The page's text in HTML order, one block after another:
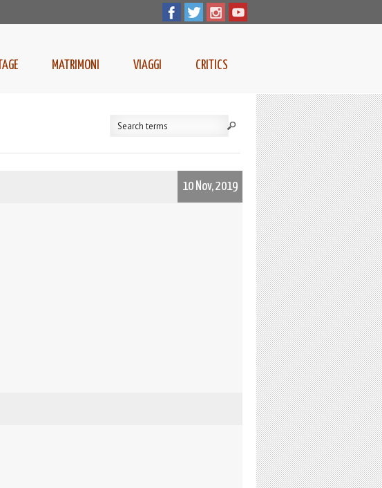
MATRIMONI VIAGGI CRITICS
10 Nov, 2019